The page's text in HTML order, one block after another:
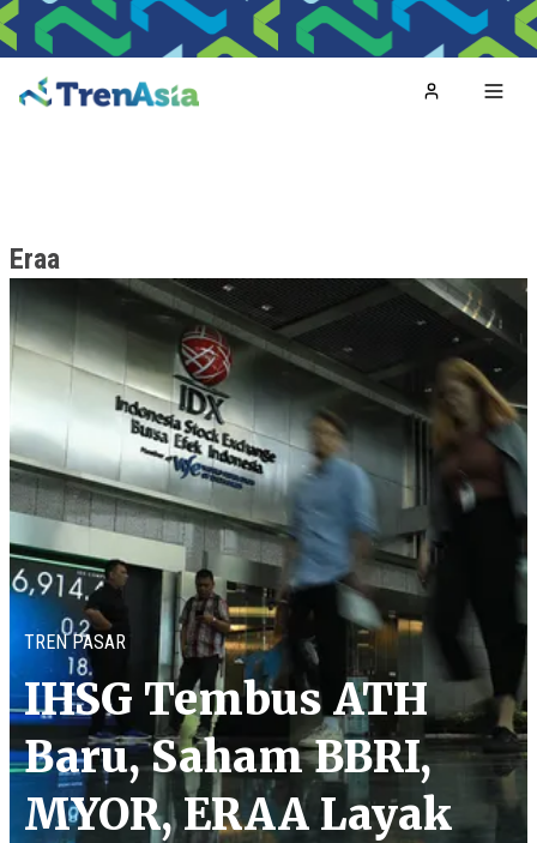
Home
Eraa
TREN PASAR
IHSG Tembus ATH
Baru, Saham BBRI,
MYOR, ERAA Layak